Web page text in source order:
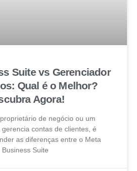
Suite vs Gerenciador
Qual é o Melhor?
Agora!
de negócio ou um
contas de clientes, é
as diferenças entre o Meta
Business Suite